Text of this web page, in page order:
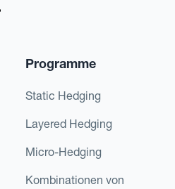
Programme
Static Hedging
Layered Hedging
Micro-Hedging
Kombinationen von